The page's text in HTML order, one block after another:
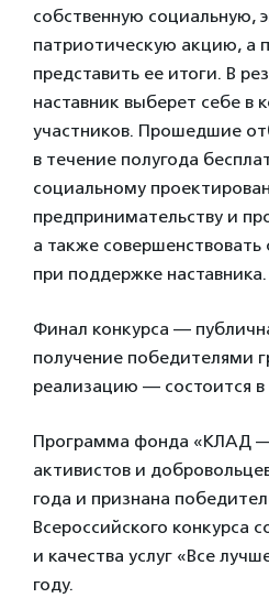
собственную социальную,
патриотическую акцию, а
представить ее итоги. В
наставник выберет себе в
участников. Прошедшие
в течение полугода
социальному
предпринимательству и
а также
при поддержке наставника.
Финал конкурса —
получение победителями
реализацию — состоится в
Программа фонда «КЛАД
активистов и
года и признана
Всероссийского конкурса
и качества услуг «Все
году.